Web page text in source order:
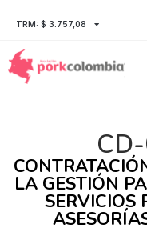
TRM: $ 3.757,08
LA GESTIÓN
SERVICIOS